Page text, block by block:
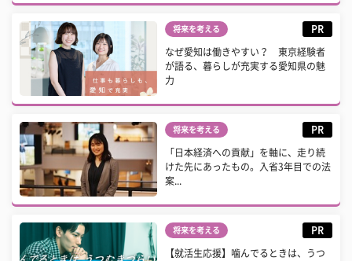
将来を考える PR
なぜ愛知は働きやすい？ 東京経験者
が語る、暮らしが充実する愛知県の魅
力
将来を考える PR
「日本経済への貢献」を軸に、走り続
けた先にあったもの。入省3年目での法
案...
将来を考える PR
【就活生応援】噛んでるときは、うつ